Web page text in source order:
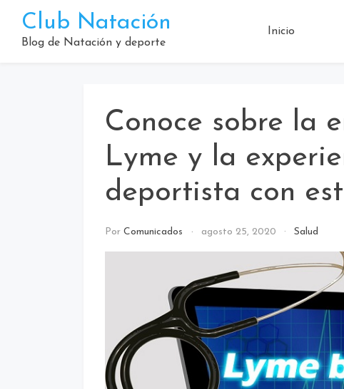
contenido
Club Natación
Blog de Natación y deporte
Inicio
Conoce sobre la
Lyme y la
deportista con
Por Comunicados agosto 25, 2020 Salud